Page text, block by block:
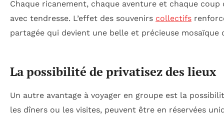
Chaque ricanement, chaque aventure et chaque
avec tendresse. L’effet des souvenirs collectifs
partagée qui devient une belle et précieuse
La possibilité de privatisez des lieux
Un autre avantage à voyager en groupe est la
les dîners ou les visites, peuvent être en réservées